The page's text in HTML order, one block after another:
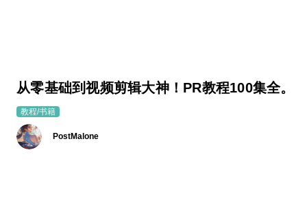
从零基础到视频剪辑大神！PR教程100集全。
教程/书籍
PostMalone